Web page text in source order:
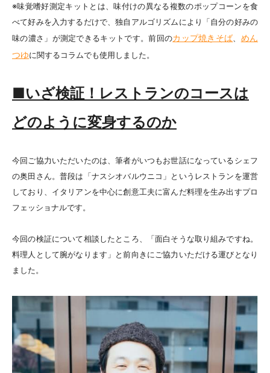
※味覚嗜好測定キットとは、味付けの異なる複数のポップコーンを食
べて好みを入力するだけで、独自アルゴリズムにより「自分の好みの
味の濃さ」が測定できるキットです。前回のカップ焼きそば、 めん
つゆに関するコラムでも使用しました。
■いざ検証！レストランのコースは
どのように変身するのか
今回ご協力いただいたのは、筆者がいつもお世話になっているシェフ
の奥田さん。普段は「ナスシオバルウニコ」というレストランを運営
しており、イタリアンを中心に創意工夫に富んだ料理を生み出すプロ
フェッショナルです。
今回の検証について相談したところ、「面白そうな取り組みですね。
料理人として腕がなります」と前向きにご協力いただける運びとなり
ました。